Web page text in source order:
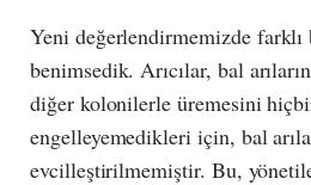
Yeni değerlendirmemizde farklı
benimsedik. Arıcılar, bal
diğer kolonilerle üremesini
engelleyemedikleri için, bal
evcilleştirilmemiştir. Bu,